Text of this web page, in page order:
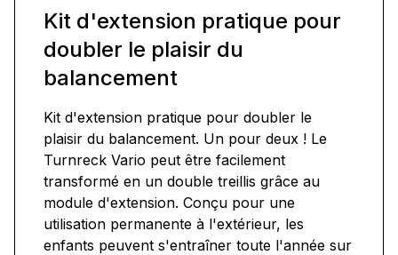
Kit d'extension pratique pour
doubler le plaisir du
balancement
Kit d'extension pratique pour doubler le
plaisir du balancement. Un pour deux ! Le
Turnreck Vario peut être facilement
transformé en un double treillis grâce au
module d'extension. Conçu pour une
utilisation permanente à l'extérieur, les
enfants peuvent s'entraîner toute l'année sur